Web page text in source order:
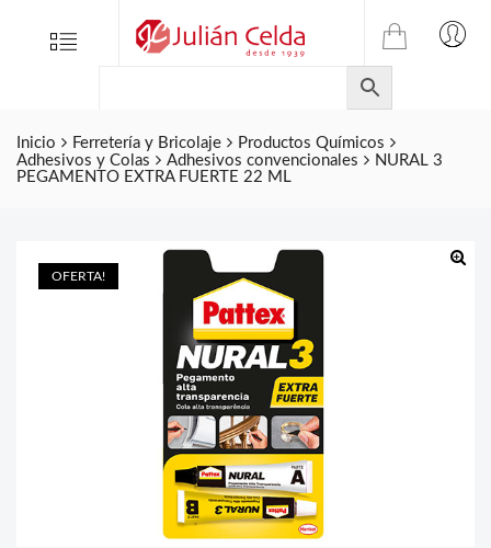
Menu
TIENDA
ONLINE
DE
JULIAN
CELDA
Inicio Ferretería y Bricolaje
Productos Químicos
Adhesivos y Colas
Adhesivos convencionales
NURAL 3
PEGAMENTO EXTRA FUERTE 22 ML
OFERTA!
Folletos
Contacto